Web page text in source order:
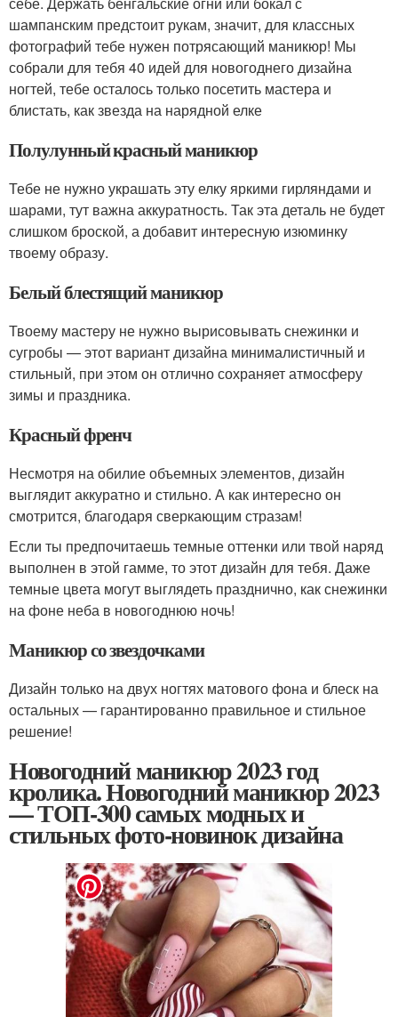
шампанским предстоит рукам, значит, для классных
фотографий тебе нужен потрясающий маникюр! Мы
собрали для тебя 40 идей для новогоднего дизайна
ногтей, тебе осталось только посетить мастера и
блистать, как звезда на нарядной елке
Полулунный красный маникюр
Тебе не нужно украшать эту елку яркими гирляндами и
шарами, тут важна аккуратность. Так эта деталь не будет
слишком броской, а добавит интересную изюминку
твоему образу.
Белый блестящий маникюр
Твоему мастеру не нужно вырисовывать снежинки и
сугробы — этот вариант дизайна минималистичный и
стильный, при этом он отлично сохраняет атмосферу
зимы и праздника.
Красный френч
Несмотря на обилие объемных элементов, дизайн
выглядит аккуратно и стильно. А как интересно он
смотрится, благодаря сверкающим стразам!
Если ты предпочитаешь темные оттенки или твой наряд
выполнен в этой гамме, то этот дизайн для тебя. Даже
темные цвета могут выглядеть празднично, как снежинки
на фоне неба в новогоднюю ночь!
Маникюр со звездочками
Дизайн только на двух ногтях матового фона и блеск на
остальных — гарантированно правильное и стильное
решение!
Новогодний маникюр 2023 год
кролика. Новогодний маникюр 2023
— ТОП-300 самых модных и
стильных фото-новинок дизайна